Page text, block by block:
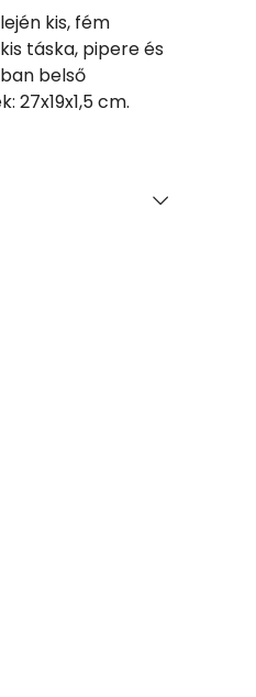
kis, fém
táska, pipere és
belső
27x19x1,5 cm.